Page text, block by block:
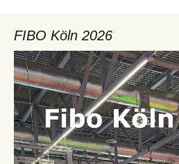
FIBO Köln 2026
Video-
Player